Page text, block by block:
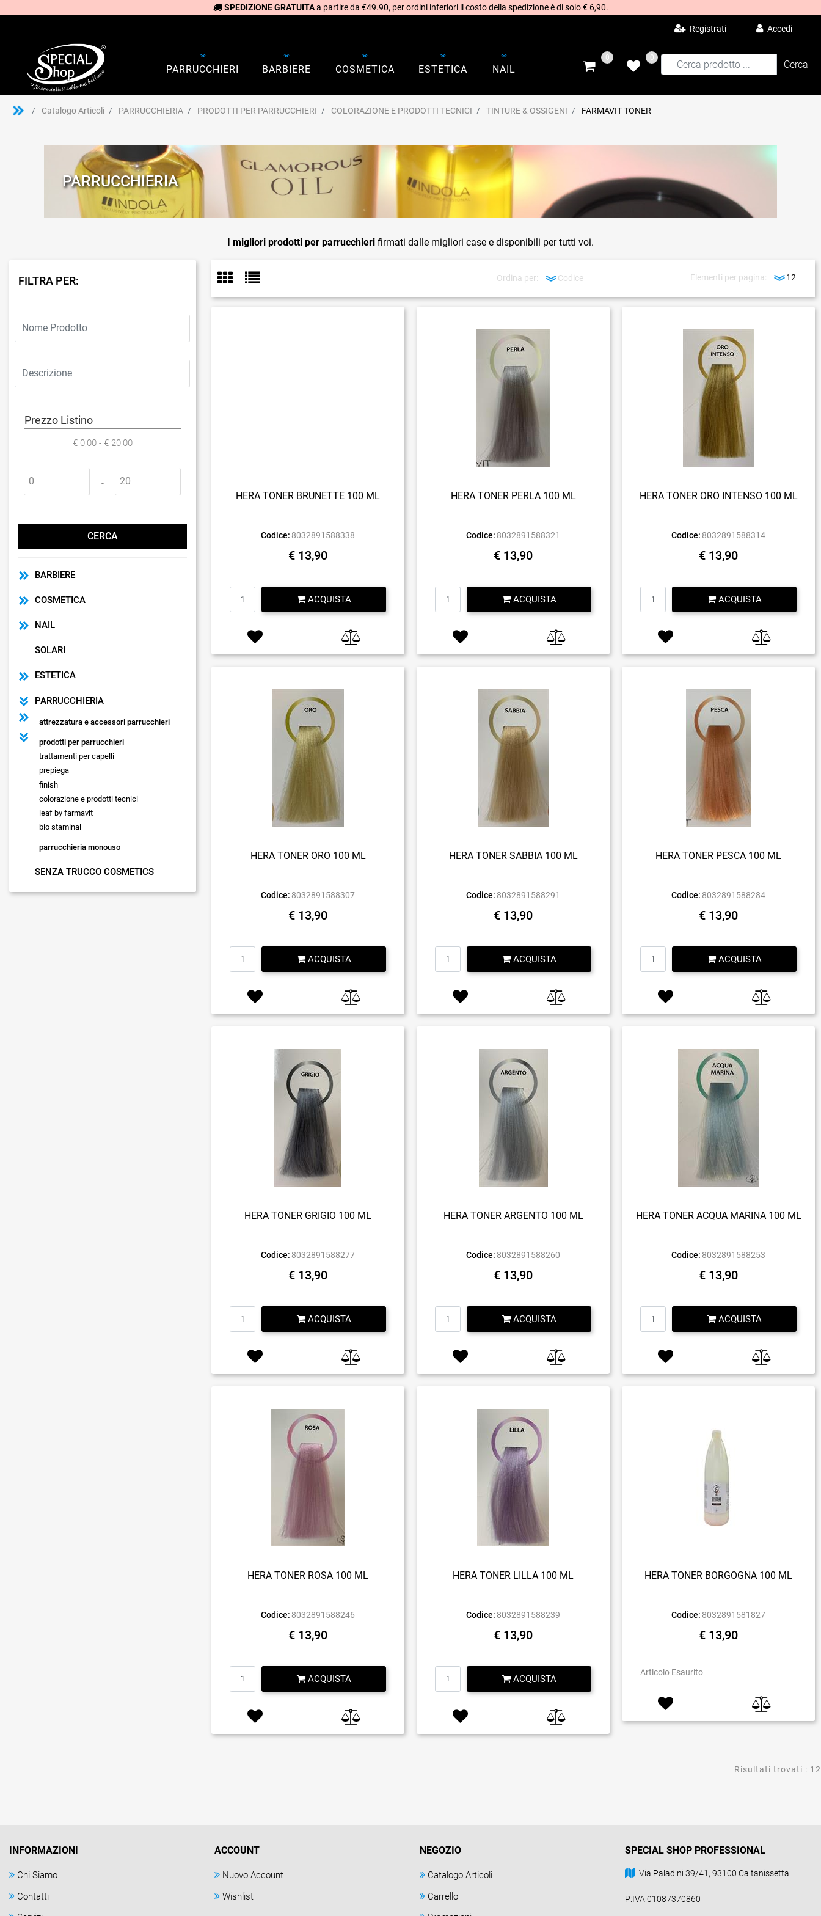
SPEDIZIONE GRATUITAa partire da €49.90, per ordini inferiori il costo della spedizione è di solo € 6,90.
Registrati Accedi
PARRUCCHIERI BARBIERE COSMETICA ESTETICA NAIL
0 0
Catalogo Articoli PARRUCCHIERIA PRODOTTI PER PARRUCCHIERI COLORAZIONE E PRODOTTI TECNICI TINTURE & OSSIGENI FARMAVIT TONER
PARRUCCHIERIA
I migliori prodotti per parrucchieri firmati dalle migliori case e disponibili per tutti voi.
FILTRA PER:
Prezzo Listino
€ 0,00 - € 20,00
Prezzo minimo - Prezzo massimo
BARBIERE
COSMETICA
NAIL
SOLARI
ESTETICA
PARRUCCHIERIA
attrezzatura e accessori parrucchieri
prodotti per parrucchieri
trattamenti per capelli
prepiega
finish
colorazione e prodotti tecnici
leaf by farmavit
bio staminal
parrucchieria monouso
SENZA TRUCCO COSMETICS
Ordina per: Elementi per pagina:
HERA TONER BRUNETTE 100 ML
Codice: 8032891588338
€ 13,90
ACQUISTA
HERA TONER PERLA 100 ML
Codice: 8032891588321
€ 13,90
ACQUISTA
HERA TONER ORO INTENSO 100 ML
Codice: 8032891588314
€ 13,90
ACQUISTA
HERA TONER ORO 100 ML
Codice: 8032891588307
€ 13,90
ACQUISTA
HERA TONER SABBIA 100 ML
Codice: 8032891588291
€ 13,90
ACQUISTA
HERA TONER PESCA 100 ML
Codice: 8032891588284
€ 13,90
ACQUISTA
HERA TONER GRIGIO 100 ML
Codice: 8032891588277
€ 13,90
ACQUISTA
HERA TONER ARGENTO 100 ML
Codice: 8032891588260
€ 13,90
ACQUISTA
HERA TONER ACQUA MARINA 100 ML
Codice: 8032891588253
€ 13,90
ACQUISTA
HERA TONER ROSA 100 ML
Codice: 8032891588246
€ 13,90
ACQUISTA
HERA TONER LILLA 100 ML
Codice: 8032891588239
€ 13,90
ACQUISTA
HERA TONER BORGOGNA 100 ML
Codice: 8032891581827
€ 13,90
Articolo Esaurito
Risultati trovati : 12
INFORMAZIONI
Chi Siamo
Contatti
ACCOUNT
Nuovo Account
Wishlist
NEGOZIO
Catalogo Articoli
Carrello
SPECIAL SHOP PROFESSIONAL
Via Paladini 39/41, 93100 Caltanissetta
P:IVA 01087370860